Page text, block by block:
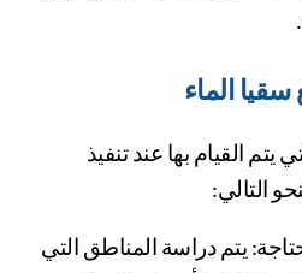
الماء
تأتي الخطوات الرئيسية التي يتم القيام بها عند تنفيذ
تحديد المناطق المحتاجة: يتم دراسة المناطق التي